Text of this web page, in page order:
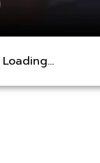
Loading...